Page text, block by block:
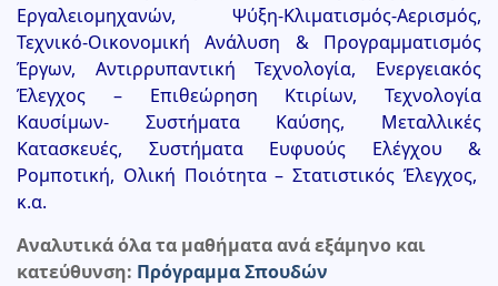
Εργαλειομηχανών, Ψύξη-Κλιματισμός-Αερισμός,
Τεχνικό-Οικονομική Ανάλυση & Προγραμματισμός
Έργων, Αντιρρυπαντική Τεχνολογία, Ενεργειακός
Έλεγχος – Επιθεώρηση Κτιρίων, Τεχνολογία
Καυσίμων- Συστήματα Καύσης, Μεταλλικές
Κατασκευές, Συστήματα Ευφυούς Ελέγχου &
Ρομποτική, Ολική Ποιότητα – Στατιστικός Έλεγχος,
κ.α.
Αναλυτικά όλα τα μαθήματα ανά εξάμηνο και
κατεύθυνση: Πρόγραμμα Σπουδών